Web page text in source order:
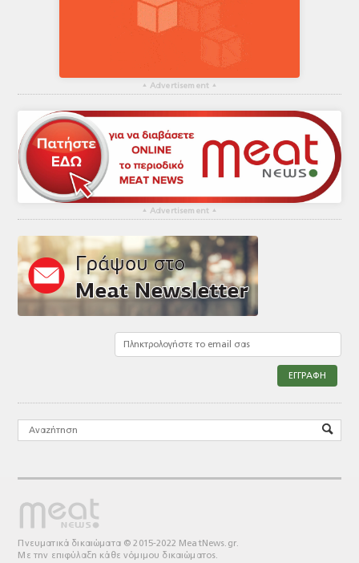
▴ Advertisement ▴
▴ Advertisement ▴
Πνευματικά δικαιώματα © 2015-2022 MeatNews.gr.
Με την επιφύλαξη κάθε νόμιμου δικαιώματος.